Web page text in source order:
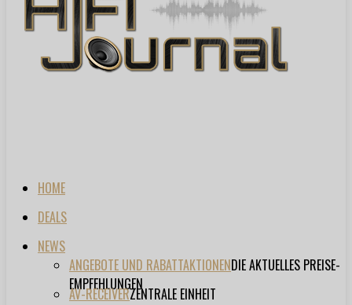
HOME
DEALS
NEWS
ANGEBOTE UND RABATTAKTIONENDIE AKTUELLES PREISE-
EMPFEHLUNGEN
AV-RECEIVERZENTRALE EINHEIT